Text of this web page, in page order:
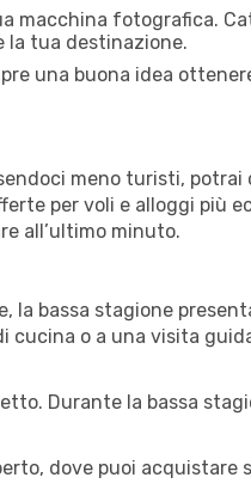
macchina fotografica.
la tua destinazione.
una buona idea
meno turisti, potrai
per voli e alloggi più
all’ultimo minuto.
la bassa stagione
cucina o a una visita
Durante la bassa
dove puoi acquistare